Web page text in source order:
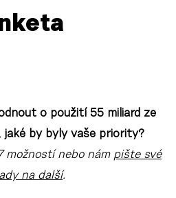
o použití 55 miliard ze
by byly vaše priority?
možností nebo nám pište své
na další.